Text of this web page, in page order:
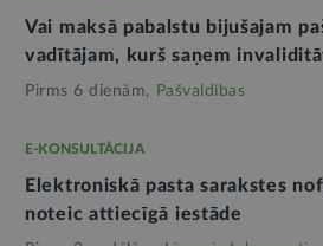
Vai maksā pabalstu bijušajam
vadītājam, kurš saņem
Pirms 6 dienām, Pašvaldības
E-KONSULTĀCIJA
Elektroniskā pasta sarakstes
noteic attiecīgā iestāde